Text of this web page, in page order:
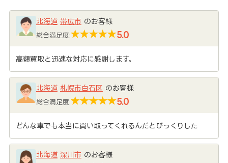
北海道 帯広市 のお客様
総合満足度: 5.0
高額買取と迅速な対応に感謝します。
北海道 札幌市白石区 のお客様
総合満足度: 5.0
どんな車でも本当に買い取ってくれるんだとびっくりした
北海道 深川市 のお客様